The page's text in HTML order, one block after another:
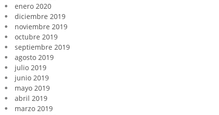
enero 2020
diciembre 2019
noviembre 2019
octubre 2019
septiembre 2019
agosto 2019
julio 2019
junio 2019
mayo 2019
abril 2019
marzo 2019